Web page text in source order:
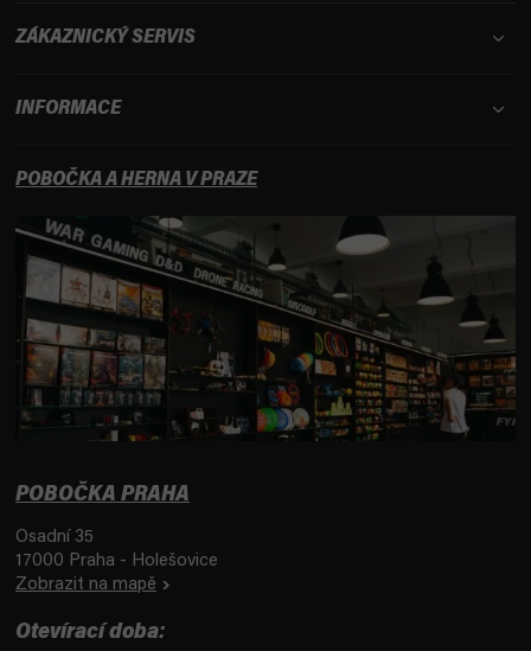
ZÁKAZNICKÝ SERVIS
INFORMACE
POBOČKA A HERNA V PRAZE
POBOČKA PRAHA
Osadní 35
17000 Praha - Holešovice
Zobrazit na mapě
Otevírací doba: